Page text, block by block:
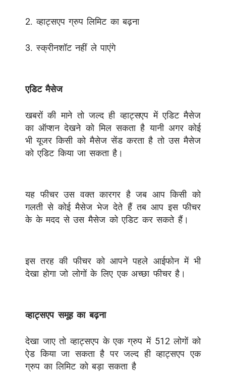
2. व्हाट्सएप ग्रुप लिमिट का बढ़ना
3. स्क्रीनशॉट नहीं ले पाएंगे
एडिट मैसेज
खबरों की माने तो जल्द ही व्हाट्सएप में एडिट मैसेज
का ऑप्शन देखने को मिल सकता है यानी अगर कोई
भी यूजर किसी को मैसेज सेंड करता है तो उस मैसेज
को एडिट किया जा सकता है।
यह फीचर उस वक्त कारगर है जब आप किसी को
गलती से कोई मैसेज भेज देते हैं तब आप इस फीचर
के के मदद से उस मैसेज को एडिट कर सकते हैं।
इस तरह की फीचर को आपने पहले आईफोन में भी
देखा होगा जो लोगों के लिए एक अच्छा फीचर है।
व्हाट्सएप समूह का बढ़ना
देखा जाए तो व्हाट्सएप के एक ग्रुप में 512 लोगों को
ऐड किया जा सकता है पर जल्द ही व्हाट्सएप एक
ग्रुप का लिमिट को बड़ा सकता है